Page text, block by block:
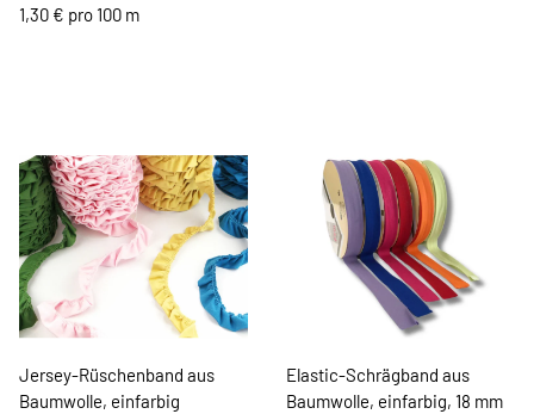
1,30 € pro 100 m
Jersey-Rüschenband aus
Baumwolle, einfarbig
Elastic-Schrägband aus
Baumwolle, einfarbig, 18 mm